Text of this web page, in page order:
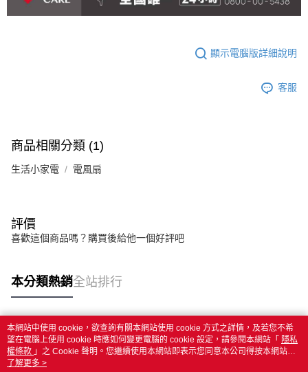
顯示電腦版詳細說明
客服
商品相關分類 (1)
生活小家電 電風扇
評價
喜歡這個商品嗎？購買後給他一個好評吧
本分類熱銷全站排行
熱門標籤
本網站中使用 cookie，欲查詢有關本網站使用 cookie 方式之詳情，及若您不希
望在電腦上使用 cookie 時應如何變更電腦的 cookie 設定，請參閱本網站「 隱私
權條款 」之 Cookie 聲明。您繼續使用本網站即表示您同意本公司得按本網站使
用條款之 Cookie 聲明使用 cookie。
了解更多 >